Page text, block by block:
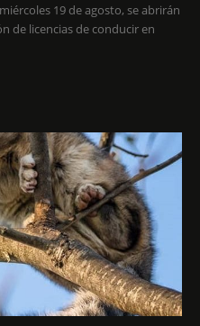
19 de agosto, se abrirán
de licencias de conducir en